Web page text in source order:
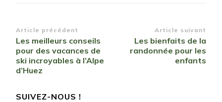
Navigation
d’article
Article précédent
Les meilleurs conseils
pour des vacances de
ski incroyables à l’Alpe
d’Huez
Article suivant
Les bienfaits de la
randonnée pour les
enfants
SUIVEZ-NOUS !